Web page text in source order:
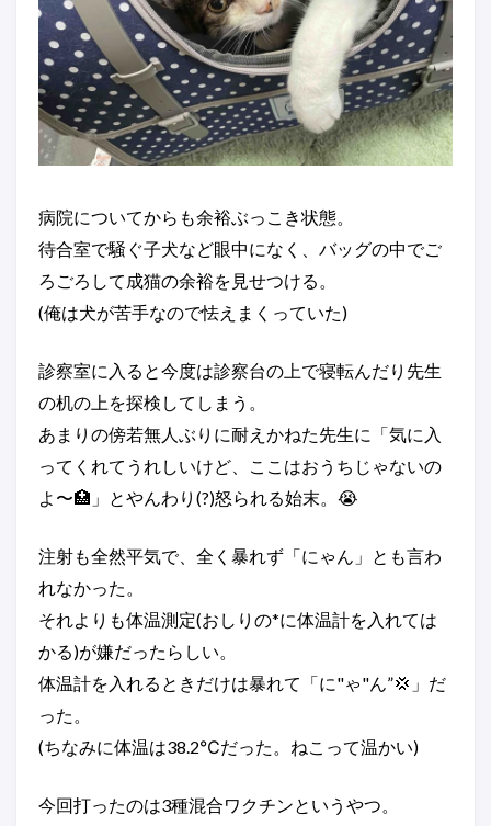
病院についてからも余裕ぶっこき状態。
待合室で騒ぐ子犬など眼中になく、バッグの中でご
ろごろして成猫の余裕を見せつける。
(俺は犬が苦手なので怯えまくっていた)
診察室に入ると今度は診察台の上で寝転んだり先生
の机の上を探検してしまう。
あまりの傍若無人ぶりに耐えかねた先生に「気に入
ってくれてうれしいけど、ここはおうちじゃないの
よ〜🏥」とやんわり(?)怒られる始末。😭
注射も全然平気で、全く暴れず「にゃん」とも言わ
れなかった。
それよりも体温測定(おしりの*に体温計を入れては
かる)が嫌だったらしい。
体温計を入れるときだけは暴れて「に"ゃ"ん”💢」だ
った。
(ちなみに体温は38.2℃だった。ねこって温かい)
今回打ったのは3種混合ワクチンというやつ。